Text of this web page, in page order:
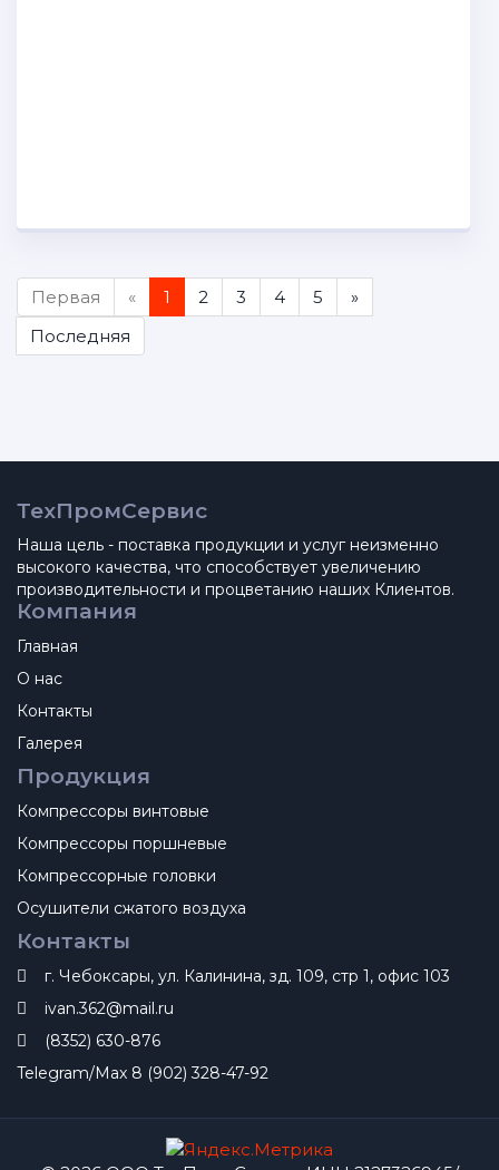
Первая « 1 2 3 4 5
»
Последняя
ТехПромСервис
Наша цель - поставка продукции и услуг неизменно
высокого качества, что способствует увеличению
производительности и процветанию наших Клиентов.
Компания
Главная
О нас
Контакты
Галерея
Продукция
Компрессоры винтовые
Компрессоры поршневые
Компрессорные головки
Осушители сжатого воздуха
Контакты
г. Чебоксары, ул. Калинина, зд. 109, стр 1, офис 103
ivan.362@mail.ru
(8352) 630-876
Telegram/Max 8 (902) 328-47-92